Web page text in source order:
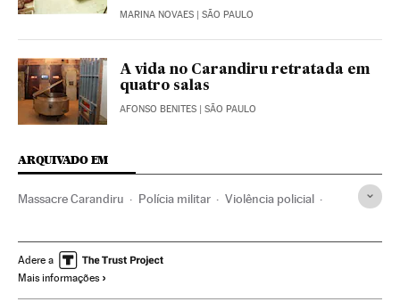
MARINA NOVAES | SÃO PAULO
A vida no Carandiru retratada em
quatro salas
AFONSO BENITES | SÃO PAULO
ARQUIVADO EM
Massacre Carandiru Polícia militar Violência policial
Estado São Paulo Prisões
Centros penitenciários
Adere a
Mais informações